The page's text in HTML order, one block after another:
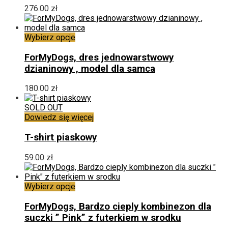
Opcje
można
wybrać
na
stronie
produktu
276.00 zł
Wybierz opcjeTen
ma
wiele
wariantów.
można
wybrać
na
stronie
produktu
ForMyDogs, dres jednowarstwowy
dzianinowy , model dla samca
180.00 zł
SOLD OUT
Dowiedz się więcej
T-shirt piaskowy
59.00 zł
Wybierz opcjeTen
ma
wiele
wariantów.
ForMyDogs, Bardzo cieply kombinezon dla
suczki ” Pink” z futerkiem w srodku